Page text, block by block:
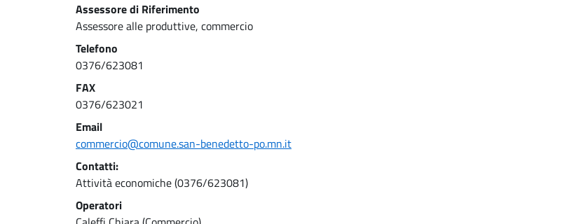
Assessore di Riferimento
Assessore alle produttive, commercio
Telefono
0376/623081
FAX
0376/623021
Email
commercio@comune.san-benedetto-po.mn.it
Contatti:
Attività economiche (0376/623081)
Operatori